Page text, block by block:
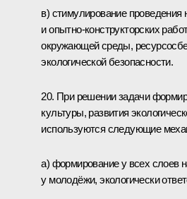
в) стимулирование проведения
и опытно-конструкторских
окружающей среды,
экологической безопасности.
20. При решении задачи
культуры, развития
используются следующие
а) формирование у всех слоев
у молодёжи, экологически